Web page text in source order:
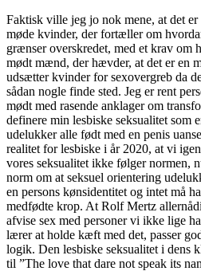
Faktisk ville jeg jo nok mene, at det
møde kvinder, der fortæller om
grænser overskredet, med et krav om
mødt mænd, der hævder, at det er en
udsætter kvinder for sexovergreb da
sådan nogle finde sted. Jeg er rent
mødt med rasende anklager om
definere min lesbiske seksualitet som
udelukker alle født med en penis
realitet for lesbiske i år 2020, at vi
vores seksualitet ikke følger normen,
norm om at seksuel orientering
en persons kønsidentitet og intet må
medfødte krop. At Rolf Mertz
afvise sex med personer vi ikke lige
lærer at holde kæft med det, passer
logik. Den lesbiske seksualitet i dens
til ”The love that dare not speak its